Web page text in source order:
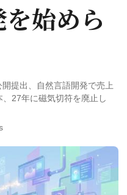
始めら
提出、自然言語開発で売上
27年に磁気切符を廃止し